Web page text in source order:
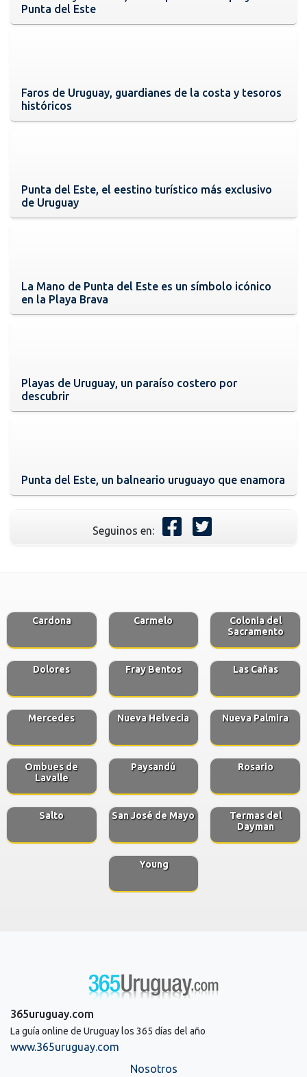
Punta del Este
Faros de Uruguay, guardianes de la costa y tesoros
históricos
Punta del Este, el eestino turístico más exclusivo
de Uruguay
La Mano de Punta del Este es un símbolo icónico
en la Playa Brava
Playas de Uruguay, un paraíso costero por
descubrir
Punta del Este, un balneario uruguayo que enamora
Seguinos en:
Cardona Carmelo
Colonia del
Sacramento
Dolores Fray Bentos Las Cañas
Mercedes Nueva Helvecia Nueva Palmira
Ombues de
Lavalle
Paysandú Rosario
Salto San José de Mayo
Termas del
Dayman
Young
365uruguay.com
La guía online de Uruguay los 365 días del año
www.365uruguay.com
Nosotros